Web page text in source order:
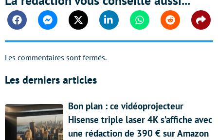
FacebookMessengerTwitter Linkedin WhatsappReddit
Les commentaires sont fermés.
Les derniers articles
Bon plan : ce vidéoprojecteur
Hisense triple laser 4K s’affiche avec
une rédaction de 390 € sur Amazon